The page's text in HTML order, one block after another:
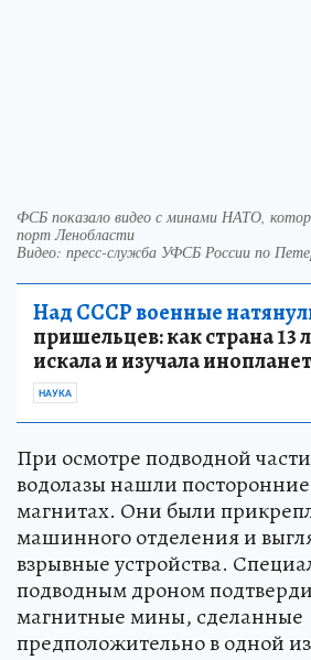
ФСБ показало видео с минами НАТО,
порт Ленобласти
Видео: пресс-служба УФСБ России по
Над СССР военные
пришельцев: как страна 13
искала и изучала
НАУКА
При осмотре подводной
водолазы нашли
магнитах. Они были
машинного отделения и
взрывные устройства.
подводным дроном
магнитные мины, сделанные
предположительно в одной